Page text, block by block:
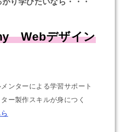
Webデザイン
ンターによる学習サポート
ー製作スキルが身につく